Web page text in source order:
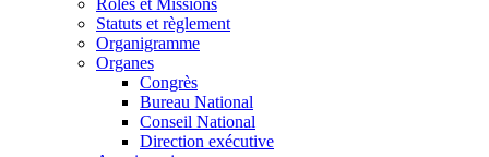
Statuts et règlement
Organigramme
Organes
Congrès
Bureau National
Conseil National
Direction exécutive